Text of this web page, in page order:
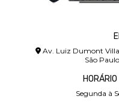
Av. Luiz Dumont
São
Segunda à